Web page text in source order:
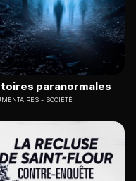
paranormales
SOCIÉTÉ